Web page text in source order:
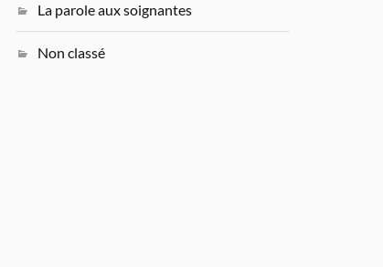
La parole aux soignantes
Non classé